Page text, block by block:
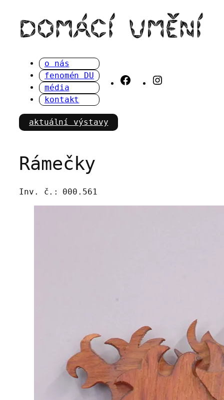
obsah
o nás
fenomén DU
média
kontakt
Facebook
aktuální výstavy
Rámečky
Inv. č.: 000.561